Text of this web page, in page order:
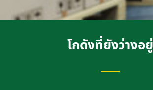
โกดังที่ยังว่างอยู่